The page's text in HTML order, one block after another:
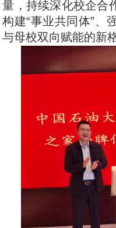
量，持续深化校企合
构建“事业共同体”、
与母校双向赋能的新